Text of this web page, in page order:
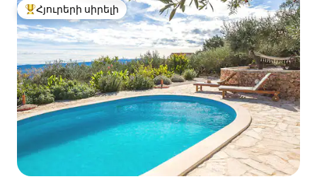
Հյուրերի սիրելի լավագույն տները
Հյուրերի սիրելի